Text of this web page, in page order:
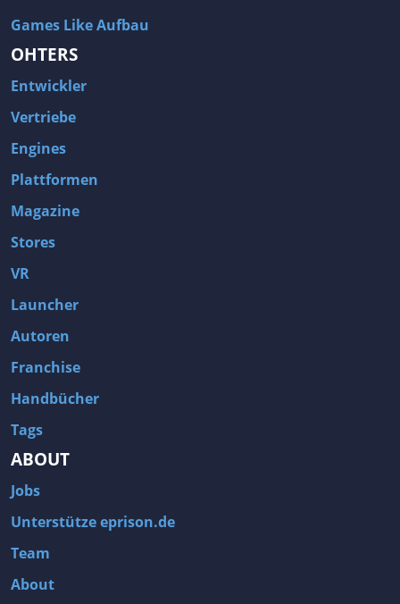
Games Like Aufbau
OHTERS
Entwickler
Vertriebe
Engines
Plattformen
Magazine
Stores
VR
Launcher
Autoren
Franchise
Handbücher
Tags
ABOUT
Jobs
Unterstütze eprison.de
Team
About